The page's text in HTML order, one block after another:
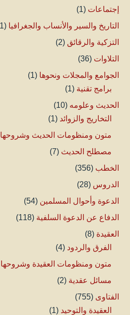
إجتماعات (1)
التاريخ والسير والأنساب والجغرافيا (1)
التزكية والرقائق (2)
التلاوات (36)
الجوامع والمجلات ونحوها (1)
برامج تقنية (1)
الحديث وعلومه (10)
التخاريج والزوائد (1)
متون ومنظومات الحديث وشروحها
مصطلح الحديث (7)
الخطب (356)
الدروس (28)
الدعوة وأحوال المسلمين (54)
الدفاع عن الدعوة السلفية (118)
العقيدة (8)
الفرق والردود (4)
متون ومنظومات العقيدة وشروحها
مسائل عقدية (2)
الفتاوى (755)
العقيدة والتوحيد (1)